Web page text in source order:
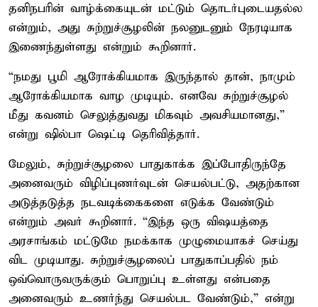
தனிநபரின் வாழ்க்கையுடன் மட்டும் தொடர்புடையதல்ல
என்றும், அது சுற்றுச்சூழலின் நலனுடனும் நேரடியாக
இணைந்துள்ளது என்றும் கூறினார்.
“நமது பூமி ஆரோக்கியமாக இருந்தால் தான், நாமும்
ஆரோக்கியமாக வாழ முடியும். எனவே சுற்றுச்சூழல்
மீது கவனம் செலுத்துவது மிகவும் அவசியமானது,”
என்று ஷில்பா ஷெட்டி தெரிவித்தார்.
மேலும், சுற்றுச்சூழலை பாதுகாக்க இப்போதிருந்தே
அனைவரும் விழிப்புணர்வுடன் செயல்பட்டு, அதற்கான
அடுத்தடுத்த நடவடிக்கைகளை எடுக்க வேண்டும்
என்றும் அவர் கூறினார். “இந்த ஒரு விஷயத்தை
அரசாங்கம் மட்டுமே நமக்காக முழுமையாகச் செய்து
விட முடியாது. சுற்றுச்சூழலைப் பாதுகாப்பதில் நம்
ஒவ்வொருவருக்கும் பொறுப்பு உள்ளது என்பதை
அனைவரும் உணர்ந்து செயல்பட வேண்டும்,” என்று